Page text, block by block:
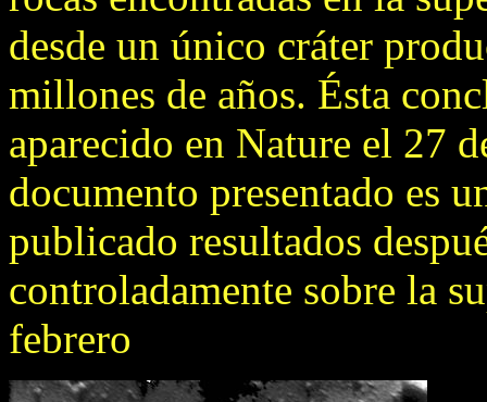
desde un único cráter
millones de años. Ésta
aparecido en Nature el 27
documento presentado es
publicado resultados
controladamente sobre la
febrero